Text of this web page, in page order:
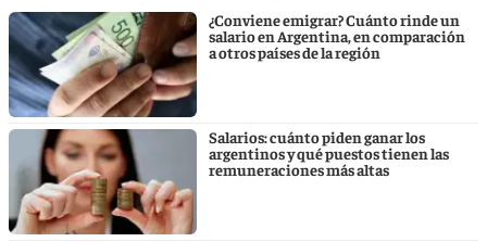
¿Conviene emigrar? Cuánto rinde un
salario en Argentina, en comparación
a otros países de la región
Salarios: cuánto piden ganar los
argentinos y qué puestos tienen las
remuneraciones más altas